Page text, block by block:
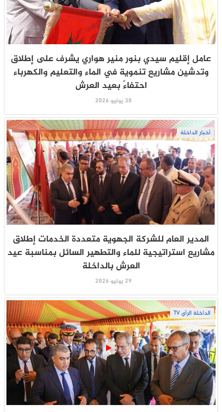
عامل إقليم سيدي بنور منير هواري يشرف على إطلاق
وتدشين مشاريع تنموية في الماء والتعليم والكهرباء
احتفاءً بعيد العرش
30 يوليو 2026
أخبار الداخلة
المدير العام للشركة الجهوية متعددة الخدمات إطلاق
مشاريع استراتيجية للماء والتطهير السائل بمناسبة عيد
العرش بالداخلة
29 يوليو 2026
الداخلة الرأي TV